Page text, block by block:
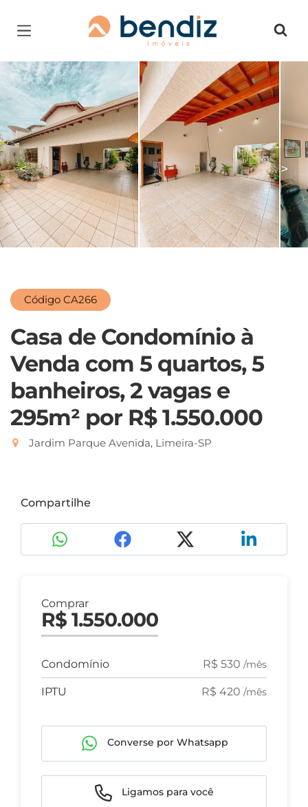
Página inicial
< >
Código CA266
Casa de Condomínio à
Venda com 5 quartos, 5
banheiros, 2 vagas e
295m² por R$ 1.550.000
Jardim Parque Avenida, Limeira-SP
Compartilhe
Comprar
R$ 1.550.000
Condomínio R$ 530 /mês
IPTU R$ 420 /mês
Converse por Whatsapp
Ligamos para você